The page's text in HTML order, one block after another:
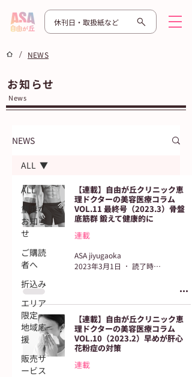
休刊日・取扱紙など
/ NEWS
お知らせ
News
NEWS
ALL
重要な
お知ら
せ
ご購読
者へ
折込み
エリア
限定・
地域応
援
販売サ
ービス
ALL
【連載】自由が丘クリニック恵
理ドクターの美容医療コラム
VOL.11 最終号（2023.3）骨盤
底筋群 鍛えて健康的に
連載
ASA jiyugaoka
2023年3月1日
読了時間: 3分
【連載】自由が丘クリニック恵
理ドクターの美容医療コラム
VOL.10（2023.2）早めが肝心
花粉症の対策
連載